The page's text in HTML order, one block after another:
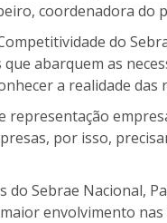
coordenadora do
do
abarquem as
a realidade
representação
por isso,
do Sebrae Nacional,
envolvimento